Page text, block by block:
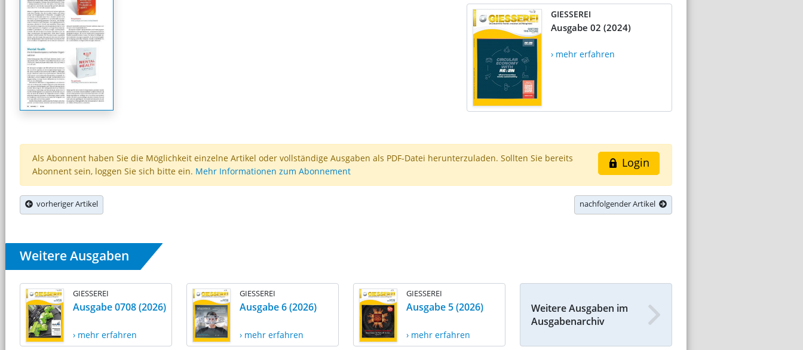
GIESSEREI
Ausgabe 02 (2024)
› mehr erfahren
Login
Als Abonnent haben Sie die Möglichkeit einzelne Artikel oder vollständige Ausgaben als PDF-Datei herunterzuladen. Sollten Sie bereits
Abonnent sein, loggen Sie sich bitte ein. Mehr Informationen zum Abonnement
vorheriger Artikel nachfolgender Artikel
Weitere Ausgaben
GIESSEREI
Ausgabe 0708 (2026)
› mehr erfahren
GIESSEREI
Ausgabe 6 (2026)
› mehr erfahren
GIESSEREI
Ausgabe 5 (2026)
› mehr erfahren
Weitere Ausgaben im
Ausgabenarchiv